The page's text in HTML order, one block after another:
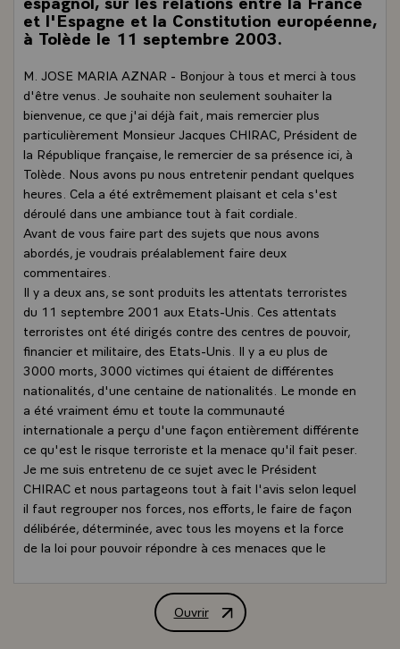
et l'Espagne et la Constitution européenne,
à Tolède le 11 septembre 2003.
M. JOSE MARIA AZNAR - Bonjour à tous et merci à tous
d'être venus. Je souhaite non seulement souhaiter la
bienvenue, ce que j'ai déjà fait, mais remercier plus
particulièrement Monsieur Jacques CHIRAC, Président de
la République française, le remercier de sa présence ici, à
Tolède. Nous avons pu nous entretenir pendant quelques
heures. Cela a été extrêmement plaisant et cela s'est
déroulé dans une ambiance tout à fait cordiale.
Avant de vous faire part des sujets que nous avons
abordés, je voudrais préalablement faire deux
commentaires.
Il y a deux ans, se sont produits les attentats terroristes
du 11 septembre 2001 aux Etats-Unis. Ces attentats
terroristes ont été dirigés contre des centres de pouvoir,
financier et militaire, des Etats-Unis. Il y a eu plus de
3000 morts, 3000 victimes qui étaient de différentes
nationalités, d'une centaine de nationalités. Le monde en
a été vraiment ému et toute la communauté
internationale a perçu d'une façon entièrement différente
ce qu'est le risque terroriste et la menace qu'il fait peser.
Je me suis entretenu de ce sujet avec le Président
CHIRAC et nous partageons tout à fait l'avis selon lequel
il faut regrouper nos forces, nos efforts, le faire de façon
délibérée, déterminée, avec tous les moyens et la force
de la loi pour pouvoir répondre à ces menaces que le
de subir le terrorisme. Je voudrais renouveler mes
remerciements à la France pour l'aide qu'elle nous a
Ouvrir
Point de presse conjoint de MM.